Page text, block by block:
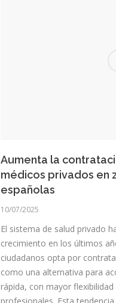
Aumenta la
médicos privados en
españolas
10/07/2025
El sistema de salud privado
crecimiento en los últimos
ciudadanos opta por
como una alternativa para
rápida, con mayor